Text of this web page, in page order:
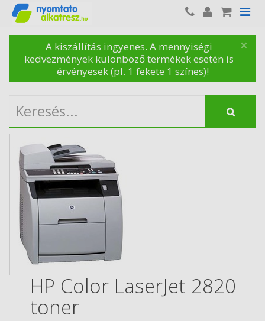
×
A kiszállítás ingyenes. A mennyiségi
kedvezmények különböző termékek esetén is
érvényesek (pl. 1 fekete 1 színes)!
HP Color LaserJet 2820
toner